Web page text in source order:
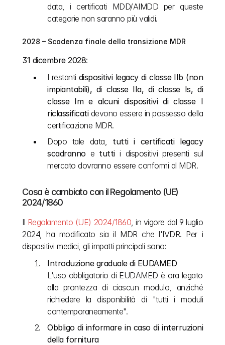
data, i certificati MDD/AIMDD per queste
categorie non saranno più validi.
2028 – Scadenza finale della transizione MDR
31 dicembre 2028:
I restanti dispositivi legacy di classe IIb (non
impiantabili), di classe IIa, di classe Is, di
classe Im e alcuni dispositivi di classe I
riclassificati devono essere in possesso della
certificazione MDR.
Dopo tale data, tutti i certificati legacy
scadranno e tutti i dispositivi presenti sul
mercato dovranno essere conformi al MDR.
Cosa è cambiato con il Regolamento (UE)
2024/1860
Il Regolamento (UE) 2024/1860, in vigore dal 9 luglio
2024, ha modificato sia il MDR che l'IVDR. Per i
dispositivi medici, gli impatti principali sono:
Introduzione graduale di EUDAMED
L'uso obbligatorio di EUDAMED è ora legato
alla prontezza di ciascun modulo, anziché
richiedere la disponibilità di "tutti i moduli
contemporaneamente".
Obbligo di informare in caso di interruzioni
della fornitura